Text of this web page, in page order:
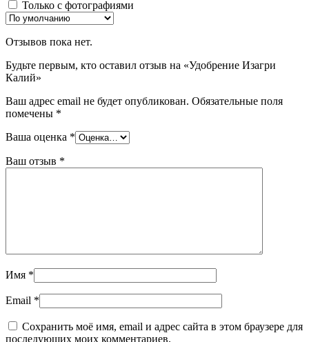
Только с фотографиями
Отзывов пока нет.
Будьте первым, кто оставил отзыв на «Удобрение Изагри
Калий»
Ваш адрес email не будет опубликован. Обязательные поля
помечены *
Ваша оценка *
Ваш отзыв *
Имя *
Email *
Сохранить моё имя, email и адрес сайта в этом браузере для
последующих моих комментариев.